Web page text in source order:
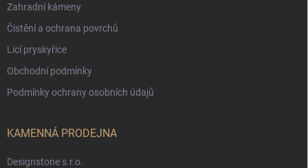
Zahradní kámeny
Čistění a ochrana povrchů
Licí pryskyřice
Obchodní podmínky
Podmínky ochrany osobních údajů
KAMENNÁ PRODEJNA
Designstone s.r.o.